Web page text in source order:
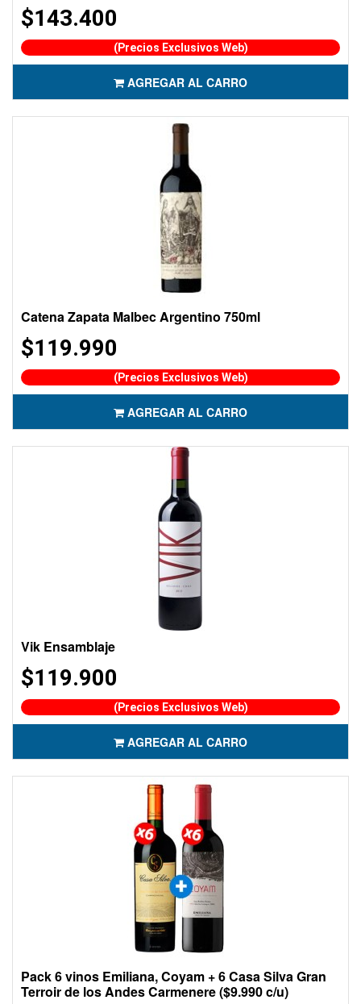
$143.400
(Precios Exclusivos Web)
AGREGAR AL CARRO
Catena Zapata Malbec Argentino 750ml
$119.990
(Precios Exclusivos Web)
AGREGAR AL CARRO
Vik Ensamblaje
$119.900
(Precios Exclusivos Web)
AGREGAR AL CARRO
Pack 6 vinos Emiliana, Coyam + 6 Casa Silva Gran
Terroir de los Andes Carmenere ($9.990 c/u)